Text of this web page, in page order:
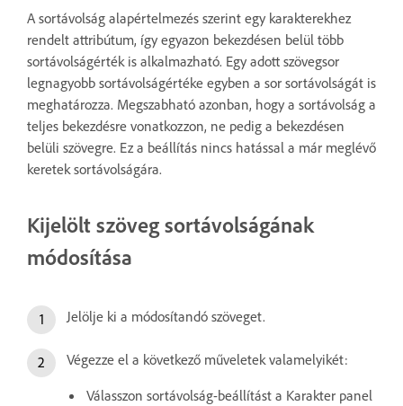
A sortávolság alapértelmezés szerint egy karakterekhez
rendelt attribútum, így egyazon bekezdésen belül több
sortávolságérték is alkalmazható. Egy adott szövegsor
legnagyobb sortávolságértéke egyben a sor sortávolságát is
meghatározza. Megszabható azonban, hogy a sortávolság a
teljes bekezdésre vonatkozzon, ne pedig a bekezdésen
belüli szövegre. Ez a beállítás nincs hatással a már meglévő
keretek sortávolságára.
Kijelölt szöveg sortávolságának
módosítása
Jelölje ki a módosítandó szöveget.
Végezze el a következő műveletek valamelyikét:
Válasszon sortávolság-beállítást a Karakter panel